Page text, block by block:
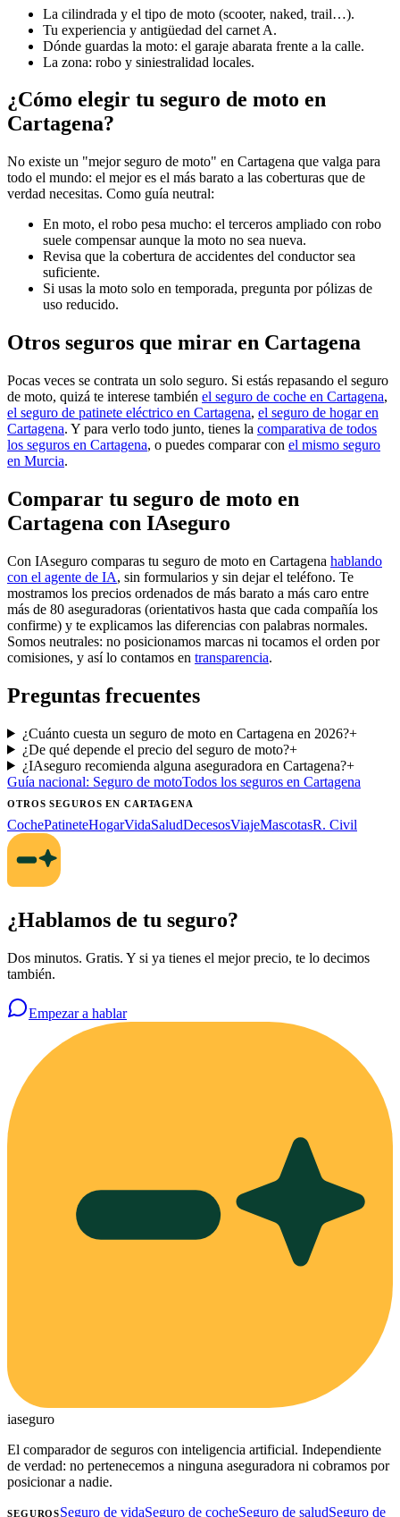
La cilindrada y el tipo de moto (scooter, naked, trail…).
Tu experiencia y antigüedad del carnet A.
Dónde guardas la moto: el garaje abarata frente a la calle.
La zona: robo y siniestralidad locales.
¿Cómo elegir tu seguro de moto en
Cartagena?
No existe un "mejor seguro de moto" en Cartagena que valga para
todo el mundo: el mejor es el más barato a las coberturas que de
verdad necesitas. Como guía neutral:
En moto, el robo pesa mucho: el terceros ampliado con robo
suele compensar aunque la moto no sea nueva.
Revisa que la cobertura de accidentes del conductor sea
suficiente.
Si usas la moto solo en temporada, pregunta por pólizas de
uso reducido.
Otros seguros que mirar en Cartagena
Pocas veces se contrata un solo seguro. Si estás repasando el seguro
de moto, quizá te interese también el seguro de coche en Cartagena,
el seguro de patinete eléctrico en Cartagena, el seguro de hogar en
Cartagena. Y para verlo todo junto, tienes la comparativa de todos
los seguros en Cartagena, o puedes comparar con el mismo seguro
en Murcia.
Comparar tu seguro de moto en
Cartagena con IAseguro
Con IAseguro comparas tu seguro de moto en Cartagena hablando
con el agente de IA, sin formularios y sin dejar el teléfono. Te
mostramos los precios ordenados de más barato a más caro entre
más de 80 aseguradoras (orientativos hasta que cada compañía los
confirme) y te explicamos las diferencias con palabras normales.
Somos neutrales: no posicionamos marcas ni tocamos el orden por
comisiones, y así lo contamos en transparencia.
Preguntas frecuentes
¿Cuánto cuesta un seguro de moto en Cartagena en 2026?+
¿De qué depende el precio del seguro de moto?+
¿IAseguro recomienda alguna aseguradora en Cartagena?+
Guía nacional: Seguro de motoTodos los seguros en Cartagena
OTROS SEGUROSEN CARTAGENA
CochePatineteHogarVidaSaludDecesosViajeMascotasR. Civil
¿Hablamos de tu seguro?
Dos minutos. Gratis. Y si ya tienes el mejor precio, te lo decimos
también.
Empezar a hablar
iaseguro
El comparador de seguros con inteligencia artificial. Independiente
de verdad: no pertenecemos a ninguna aseguradora ni cobramos por
posicionar a nadie.
SEGUROSSeguro de vidaSeguro de cocheSeguro de saludSeguro de